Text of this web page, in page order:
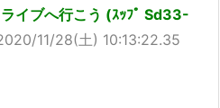
イブへ行こう (ｽｯﾌﾟ Sd33-
11/28(土) 10:13:22.35